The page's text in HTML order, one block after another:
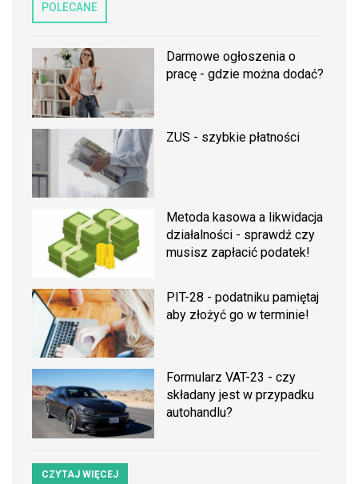
POLECANE
Darmowe ogłoszenia o
pracę - gdzie można dodać?
ZUS - szybkie płatności
Metoda kasowa a likwidacja
działalności - sprawdź czy
musisz zapłacić podatek!
PIT-28 - podatniku pamiętaj
aby złożyć go w terminie!
Formularz VAT-23 - czy
składany jest w przypadku
autohandlu?
CZYTAJ WIĘCEJ